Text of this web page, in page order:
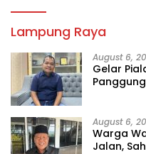
Lampung Raya
August 6,
Gelar
August 6,
Warga
Jalan,